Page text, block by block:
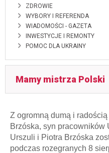
ZDROWIE
WYBORY I REFERENDA
WIADOMOŚCI - GAZETA
INWESTYCJE I REMONTY
POMOC DLA UKRAINY
Mamy mistrza Polski
Z ogromną dumą i
Brzóska, syn pracowników
Urszuli i Piotra Brzóska
podczas rozegranych 8